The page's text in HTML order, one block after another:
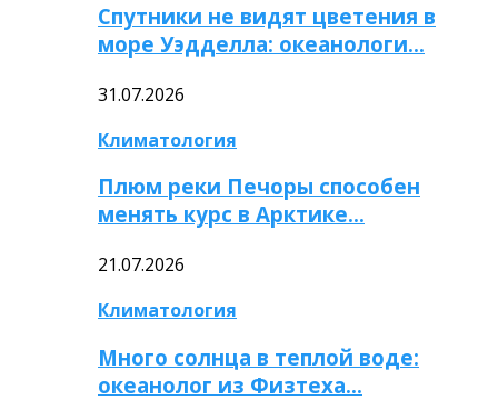
Спутники не видят цветения в
море Уэдделла: океанологи…
31.07.2026
Климатология
Плюм реки Печоры способен
менять курс в Арктике…
21.07.2026
Климатология
Много солнца в теплой воде:
океанолог из Физтеха…